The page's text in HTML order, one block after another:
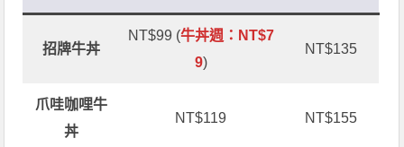
招牌牛丼
NT$99 (牛丼週：NT$7
9)
NT$135
爪哇咖哩牛
丼
NT$119 NT$155